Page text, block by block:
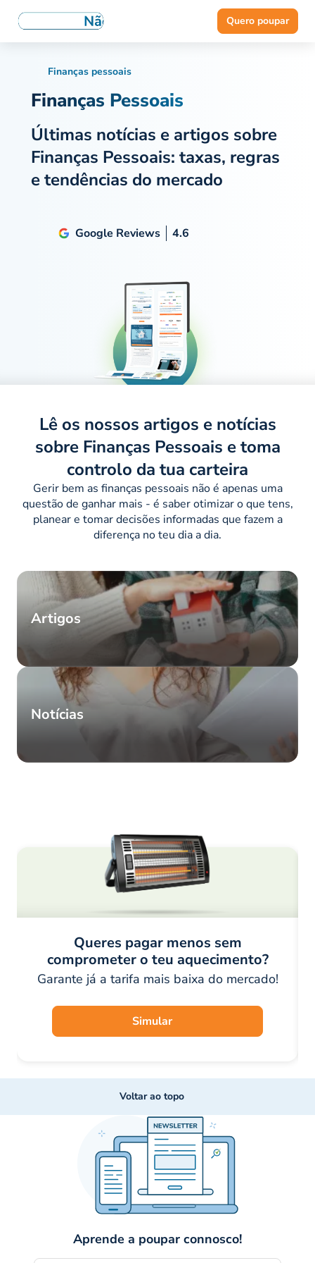
Quero poupar
Finanças pessoais
Finanças Pessoais
Últimas notícias e artigos sobre
Finanças Pessoais: taxas, regras
e tendências do mercado
Google Reviews 4.6
Lê os nossos artigos e notícias
sobre Finanças Pessoais e toma
controlo da tua carteira
Gerir bem as finanças pessoais não é apenas uma
questão de ganhar mais - é saber otimizar o que tens,
planear e tomar decisões informadas que fazem a
diferença no teu dia a dia.
Artigos
Notícias
Queres pagar menos sem
comprometer o teu aquecimento?
Garante já a tarifa mais baixa do mercado!
Simular
Voltar ao topo
Aprende a poupar connosco!